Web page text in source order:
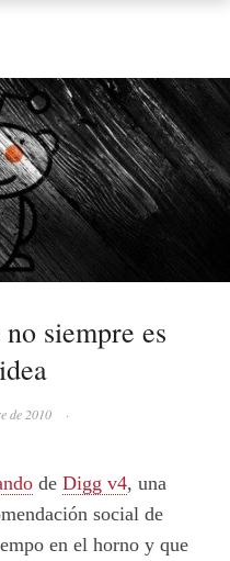
siempre es
de 2010 ·
de Digg v4, una
social de
en el horno y que